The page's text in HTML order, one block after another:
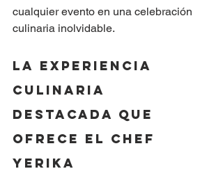
cualquier evento en una celebración
culinaria inolvidable.
La experiencia
culinaria
destacada que
ofrece el chef
Yerika